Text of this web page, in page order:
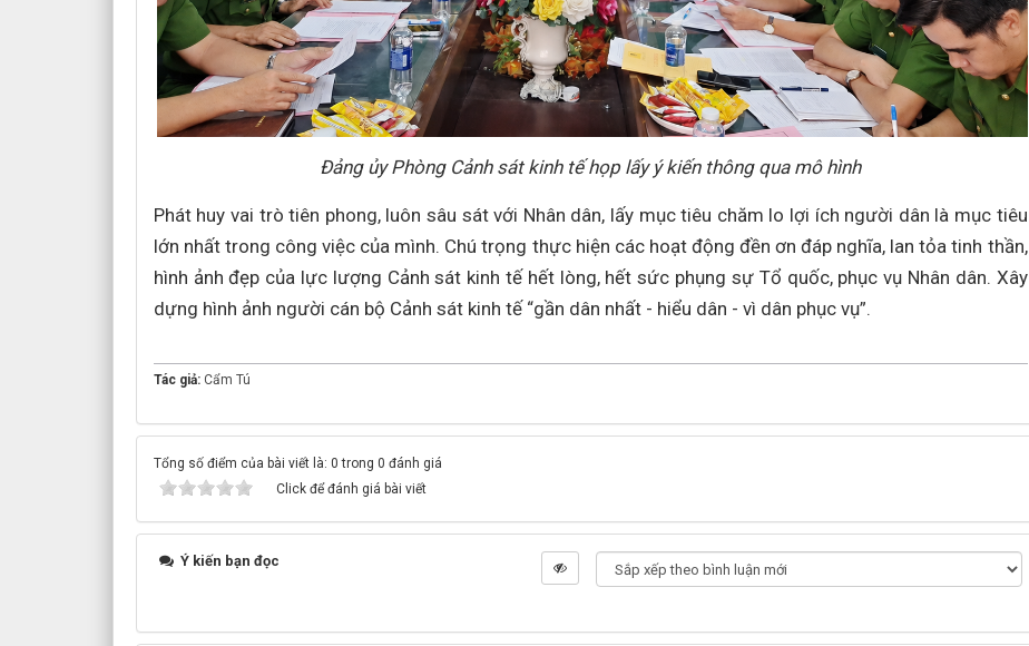
Đảng ủy Phòng Cảnh sát kinh tế họp lấy ý kiến thông qua mô hình
Phát huy vai trò tiên phong, luôn sâu sát với Nhân dân, lấy mục tiêu chăm lo lợi ích người dân là mục tiêu
lớn nhất trong công việc của mình. Chú trọng thực hiện các hoạt động đền ơn đáp nghĩa, lan tỏa tinh thần,
hình ảnh đẹp của lực lượng Cảnh sát kinh tế hết lòng, hết sức phụng sự Tổ quốc, phục vụ Nhân dân. Xây
dựng hình ảnh người cán bộ Cảnh sát kinh tế “gần dân nhất - hiểu dân - vì dân phục vụ”.
Tác giả: Cẩm Tú
Tổng số điểm của bài viết là: 0 trong 0 đánh giá
Click để đánh giá bài viết
Ý kiến bạn đọc